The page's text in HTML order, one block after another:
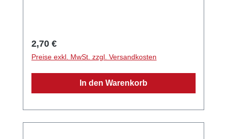
Regulärer Preis:
2,70 €
Preise exkl. MwSt. zzgl. Versandkosten
In den Warenkorb